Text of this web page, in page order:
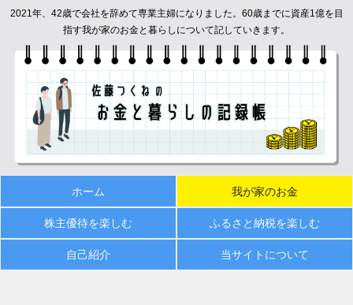
2021年、42歳で会社を辞めて専業主婦になりました。60歳までに資産1億を目
指す我が家のお金と暮らしについて記していきます。
ホーム 我が家のお金
株主優待を楽しむ ふるさと納税を楽しむ
自己紹介 当サイトについて